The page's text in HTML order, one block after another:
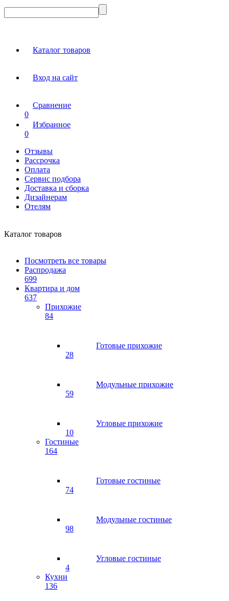
Каталог товаров
Вход на сайт
Сравнение
0
Избранное
0
Отзывы
Рассрочка
Оплата
Сервис подбора
Доставка и сборка
Дизайнерам
Отелям
Каталог товаров
Посмотреть все товары
Распродажа
699
Квартира и дом
637
Прихожие
84
Готовые прихожие
28
Модульные прихожие
59
Угловые прихожие
10
Гостиные
164
Готовые гостиные
74
Модульные гостиные
98
Угловые гостиные
4
Кухни
136